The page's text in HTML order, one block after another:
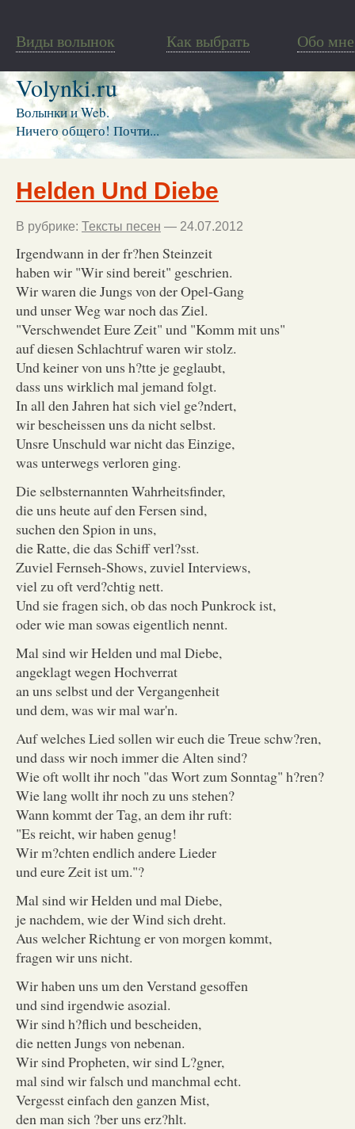
Виды волынок Как выбрать Обо мне
Volynki.ru
Волынки и Web.
Ничего общего! Почти...
Helden Und Diebe
В рубрике: Тексты песен — 24.07.2012
Irgendwann in der fr?hen Steinzeit
haben wir "Wir sind bereit" geschrien.
Wir waren die Jungs von der Opel-Gang
und unser Weg war noch das Ziel.
"Verschwendet Eure Zeit" und "Komm mit uns"
auf diesen Schlachtruf waren wir stolz.
Und keiner von uns h?tte je geglaubt,
dass uns wirklich mal jemand folgt.
In all den Jahren hat sich viel ge?ndert,
wir bescheissen uns da nicht selbst.
Unsre Unschuld war nicht das Einzige,
was unterwegs verloren ging.
Die selbsternannten Wahrheitsfinder,
die uns heute auf den Fersen sind,
suchen den Spion in uns,
die Ratte, die das Schiff verl?sst.
Zuviel Fernseh-Shows, zuviel Interviews,
viel zu oft verd?chtig nett.
Und sie fragen sich, ob das noch Punkrock ist,
oder wie man sowas eigentlich nennt.
Mal sind wir Helden und mal Diebe,
angeklagt wegen Hochverrat
an uns selbst und der Vergangenheit
und dem, was wir mal war'n.
Auf welches Lied sollen wir euch die Treue schw?ren,
und dass wir noch immer die Alten sind?
Wie oft wollt ihr noch "das Wort zum Sonntag" h?ren?
Wie lang wollt ihr noch zu uns stehen?
Wann kommt der Tag, an dem ihr ruft:
"Es reicht, wir haben genug!
Wir m?chten endlich andere Lieder
und eure Zeit ist um."?
Mal sind wir Helden und mal Diebe,
je nachdem, wie der Wind sich dreht.
Aus welcher Richtung er von morgen kommt,
fragen wir uns nicht.
Wir haben uns um den Verstand gesoffen
und sind irgendwie asozial.
Wir sind h?flich und bescheiden,
die netten Jungs von nebenan.
Wir sind Propheten, wir sind L?gner,
mal sind wir falsch und manchmal echt.
Vergesst einfach den ganzen Mist,
den man sich ?ber uns erz?hlt.